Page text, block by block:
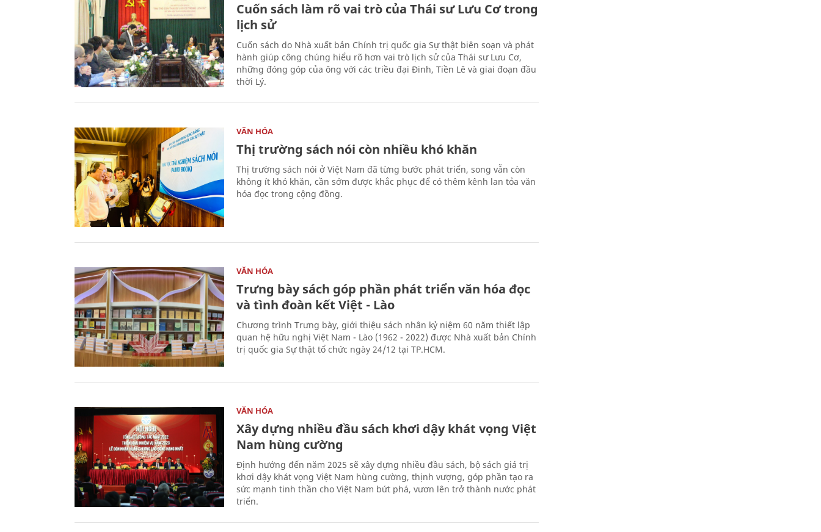
Cuốn sách làm rõ vai trò của Thái sư Lưu Cơ trong
lịch sử
Cuốn sách do Nhà xuất bản Chính trị quốc gia Sự thật biên soạn và phát
hành giúp công chúng hiểu rõ hơn vai trò lịch sử của Thái sư Lưu Cơ,
những đóng góp của ông với các triều đại Đinh, Tiền Lê và giai đoạn đầu
thời Lý.
VĂN HÓA
Thị trường sách nói còn nhiều khó khăn
Thị trường sách nói ở Việt Nam đã từng bước phát triển, song vẫn còn
không ít khó khăn, cần sớm được khắc phục để có thêm kênh lan tỏa văn
hóa đọc trong cộng đồng.
VĂN HÓA
Trưng bày sách góp phần phát triển văn hóa đọc
và tình đoàn kết Việt - Lào
Chương trình Trưng bày, giới thiệu sách nhân kỷ niệm 60 năm thiết lập
quan hệ hữu nghị Việt Nam - Lào (1962 - 2022) được Nhà xuất bản Chính
trị quốc gia Sự thật tổ chức ngày 24/12 tại TP.HCM.
VĂN HÓA
Xây dựng nhiều đầu sách khơi dậy khát vọng Việt
Nam hùng cường
Định hướng đến năm 2025 sẽ xây dựng nhiều đầu sách, bộ sách giá trị
khơi dậy khát vọng Việt Nam hùng cường, thịnh vượng, góp phần tạo ra
sức mạnh tinh thần cho Việt Nam bứt phá, vươn lên trở thành nước phát
triển.